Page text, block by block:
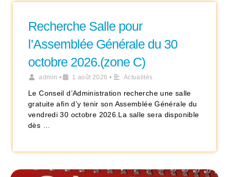
Recherche Salle pour
l’Assemblée Générale du 30
octobre 2026.(zone C)
admin • 1 août 2026 • Actualités
Le Conseil d’Administration recherche une salle
gratuite afin d’y tenir son Assemblée Générale du
vendredi 30 octobre 2026.La salle sera disponible
dès …